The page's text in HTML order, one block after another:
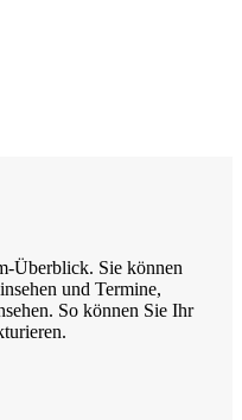
Überblick. Sie können
und Termine,
So können Sie Ihr